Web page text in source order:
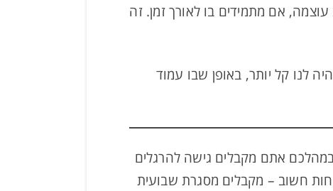
אם מתמידים בו לאורך זמן. זה
לנו קל יותר, באופן שבו עמוד
אתם מקבלים גישה להרגלים
חשוב – מקבלים מסגרת שבועית